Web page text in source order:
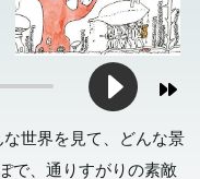
世界を見て、どんな景
で、通りすがりの素敵